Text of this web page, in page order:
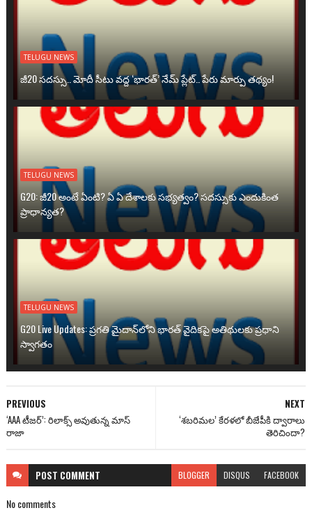
TELUGU NEWS
జీ20 సదస్సు.. మోదీ సీటు వద్ద ‘భారత్’ నేమ్ ప్లేట్‌.. పేరు మార్పు తథ్యం!
TELUGU NEWS
G20: జీ20 అంటే ఏంటి? ఏ ఏ దేశాలకు సభ్యత్వం? సదస్సుకు ఎందుకింత
ప్రాధాన్యత?
TELUGU NEWS
G20 Live Updates: ప్రగతి మైదాన్‌లోని భారత్ వైదికపై అతిథులకు ప్రధాని
స్వాగతం
NEXT
‘శబరిమల’ కేరళలో బీజేపీకి ద్వారాలు
తెరిచిందా?
PREVIOUS
‘AAA టీజర్’: రిలాక్స్ అవుతున్న మాస్
రాజా
POST COMMENT BLOGGER DISQUS FACEBOOK
No comments